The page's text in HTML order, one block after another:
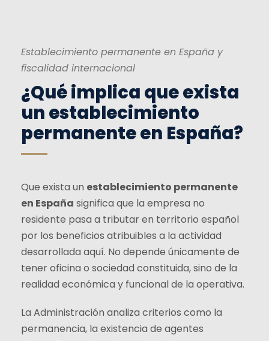
Establecimiento permanente en España y
fiscalidad internacional
¿Qué implica que exista
un establecimiento
permanente en España?
Que exista un establecimiento permanente
en España significa que la empresa no
residente pasa a tributar en territorio español
por los beneficios atribuibles a la actividad
desarrollada aquí. No depende únicamente de
tener oficina o sociedad constituida, sino de la
realidad económica y funcional de la operativa.
La Administración analiza criterios como la
permanencia, la existencia de agentes